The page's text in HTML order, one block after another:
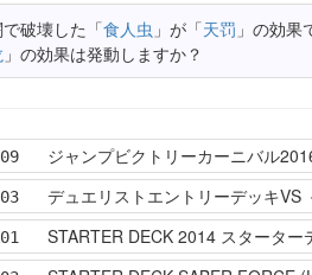
で破壊した「食人虫 」が「天罚 」の効果
」の効果は発動しますか？
ジャンプビクトリーカーニバル
デュエリストエントリーデッキVS
STARTER DECK 2014 スターター